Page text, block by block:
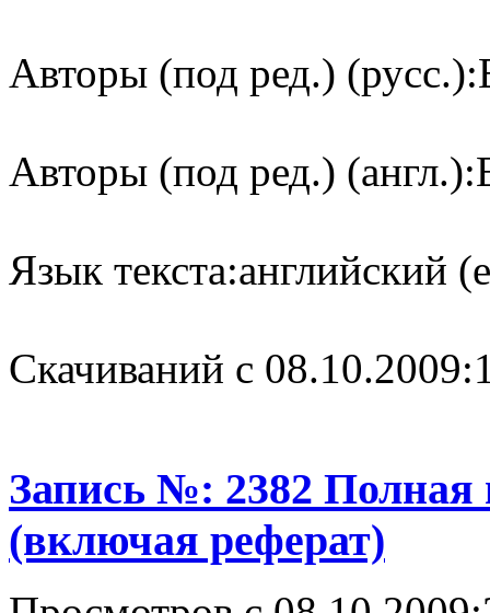
Авторы (под ред.) (русс.):
Авторы (под ред.) (англ.):
Язык текста:английский
Cкачиваний с 08.10.2009:
Запись №: 2382 Полная
(включая реферат)